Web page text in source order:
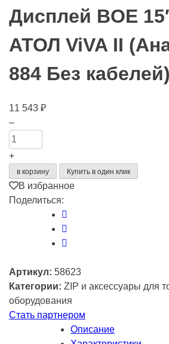
Дисплей BOE
АТОЛ ViVA II
884 Без кабелей)
11 543 ₽
Количество
товара
Дисплей
BOE
15"
АТОЛ
884
кабелей)
–
+
в корзину Купить в один клик
В избранное
Поделиться:
Артикул: 58623
Категории: ZIP и аксессуары для
оборудования
Стать партнером
Описание